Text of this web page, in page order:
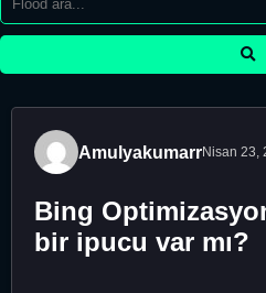
AmulyakumarrNisan 23,
Bing
bir ipucu var mı?